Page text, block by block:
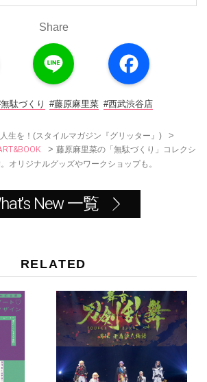
Share
a
c
o
駄づくり #藤原麻里菜 #西武渋谷店
生を！(スタイルマガジン『グリッター』) >
> 藤原麻里菜の「無駄づくり」コレクシ
オリジナルグッズやワークショップも。
New 一覧
RELATED